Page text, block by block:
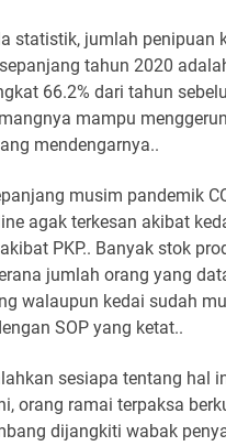
statistik, jumlah penipuan
tahun 2020
66.2% dari tahun
mampu
mendengarnya..
musim pandemik
agak terkesan akibat
PKP.. Banyak stok
jumlah orang yang
walaupun kedai sudah
SOP yang ketat..
sesiapa tentang hal
orang ramai terpaksa
dijangkiti wabak